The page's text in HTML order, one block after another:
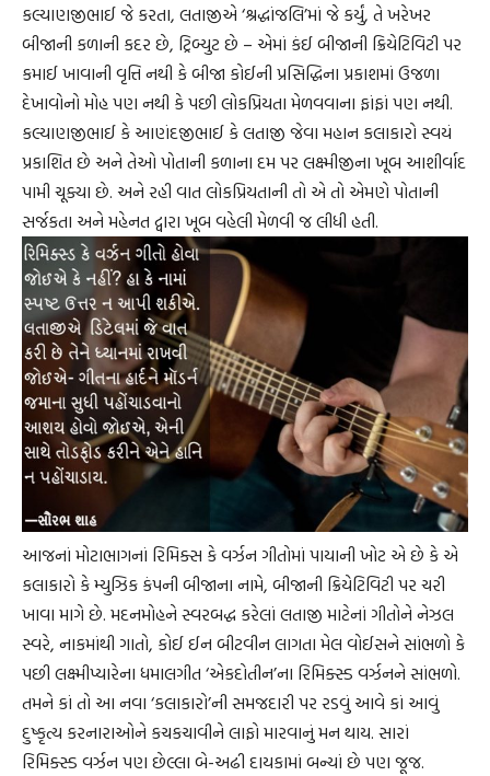
કલ્યાણજીભાઈ જે કરતા, લતાજીએ ‘શ્રદ્ધાંજલિ’માં જે કર્યું, તે ખરેખર
બીજાની કળાની કદર છે, ટ્રિબ્યુટ છે – એમાં કંઈ બીજાની ક્રિયેટિવિટી પર
કમાઈ ખાવાની વૃત્તિ નથી કે બીજા કોઈની પ્રસિદ્ધિના પ્રકાશમાં ઉજળા
દેખાવોનો મોહ પણ નથી કે પછી લોકપ્રિયતા મેળવવાના ફાંફાં પણ નથી.
કલ્યાણજીભાઈ કે આણંદજીભાઈ કે લતાજી જેવા મહાન કલાકારો સ્વયં
પ્રકાશિત છે અને તેઓ પોતાની કળાના દમ પર લક્ષ્મીજીના ખૂબ આશીર્વાદ
પામી ચૂક્યા છે. અને રહી વાત લોકપ્રિયતાની તો એ તો એમણે પોતાની
સર્જકતા અને મહેનત દ્વારા ખૂબ વહેલી મેળવી જ લીધી હતી.
આજનાં મોટાભાગનાં રિમિક્સ કે વર્ઝન ગીતોમાં પાયાની ખોટ એ છે કે એ
કલાકારો કે મ્યુઝિક કંપની બીજાના નામે, બીજાની ક્રિયેટિવિટી પર ચરી
ખાવા માગે છે. મદનમોહને સ્વરબદ્ધ કરેલાં લતાજી માટેનાં ગીતોને નેઝલ
સ્વરે, નાકમાંથી ગાતો, કોઈ ઈન બીટવીન લાગતા મેલ વોઈસને સાંભળો કે
પછી લક્ષ્મીપ્યારેના ધમાલગીત ‘એકદોતીન’ના રિમિક્સ્ડ વર્ઝનને સાંભળો.
તમને કાં તો આ નવા ‘કલાકારો’ની સમજદારી પર રડવું આવે કાં આવું
દુષ્કૃત્ય કરનારાઓને કચકચાવીને લાફો મારવાનું મન થાય. સારાં
રિમિક્સ્ડ વર્ઝન પણ છેલ્લા બે-અઢી દાયકામાં બન્યાં છે પણ જૂજ.